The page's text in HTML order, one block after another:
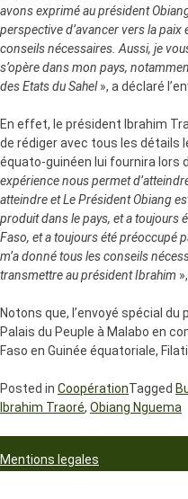
avons exprimé au président
perspective d’avancer vers la
conseils nécessaires. Aussi, je
s’opère dans mon pays,
des Etats du Sahel», a déclaré
En effet, le président Ibrahim
de rédiger avec tous les détails
équato-guinéen lui fournira lors
expérience nous permet
atteindre et Le Président Obiang
produit dans le pays, et a toujours
Faso, et a toujours été préoccupé
m’a donné tous les conseils
transmettre au président Ibrahim
Notons que, l’envoyé spécial
Palais du Peuple à Malabo en
Faso en Guinée équatoriale,
Posted in CoopérationTagged
Ibrahim Traoré, Obiang Nguema
Mentions legales